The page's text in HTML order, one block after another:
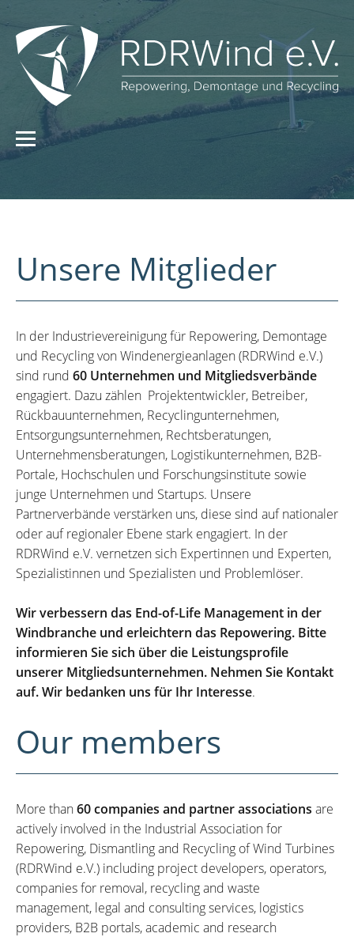
Unsere Mitglieder
In der Industrievereinigung für Repowering, Demontage
und Recycling von Windenergieanlagen (RDRWind e.V.)
sind rund 60 Unternehmen und Mitgliedsverbände
engagiert. Dazu zählen Projektentwickler, Betreiber,
Rückbauunternehmen, Recyclingunternehmen,
Entsorgungsunternehmen, Rechtsberatungen,
Unternehmensberatungen, Logistikunternehmen, B2B-
Portale, Hochschulen und Forschungsinstitute sowie
junge Unternehmen und Startups. Unsere
Partnerverbände verstärken uns, diese sind auf nationaler
oder auf regionaler Ebene stark engagiert. In der
RDRWind e.V. vernetzen sich Expertinnen und Experten,
Spezialistinnen und Spezialisten und Problemlöser.
Wir verbessern das End-of-Life Management in der
Windbranche und erleichtern das Repowering. Bitte
informieren Sie sich über die Leistungsprofile
unserer Mitgliedsunternehmen. Nehmen Sie Kontakt
auf. Wir bedanken uns für Ihr Interesse.
Our members
More than60 companies and partner associations are
actively involved in the Industrial Association for
Repowering, Dismantling and Recycling of Wind Turbines
(RDRWind e.V.) including project developers, operators,
companies for removal, recycling and waste
management, legal and consulting services, logistics
providers, B2B portals, academic and research